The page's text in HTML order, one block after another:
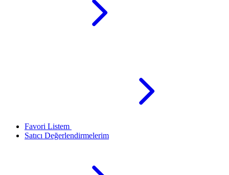
Favori Listem
Satıcı Değerlendirmelerim